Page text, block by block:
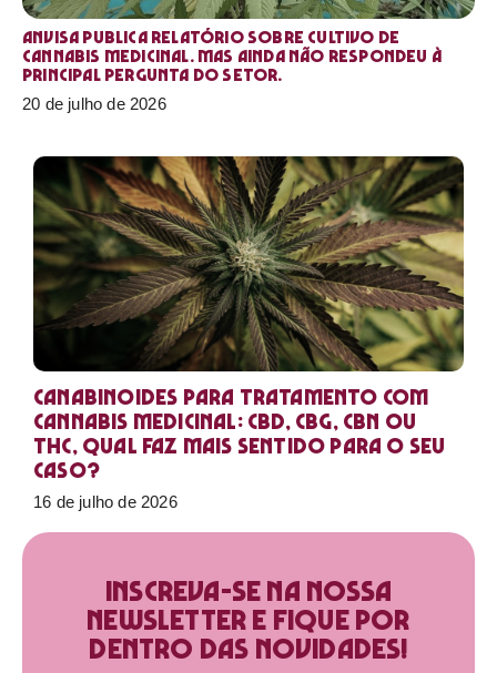
Anvisa publica relatório sobre cultivo de
Cannabis medicinal. Mas ainda não respondeu à
principal pergunta do setor.
20 de julho de 2026
Canabinoides para tratamento com
cannabis medicinal: CBD, CBG, CBN ou
THC, qual faz mais sentido para o seu
caso?
16 de julho de 2026
Inscreva-se na nossa
newsletter e fique por
dentro das novidades!​